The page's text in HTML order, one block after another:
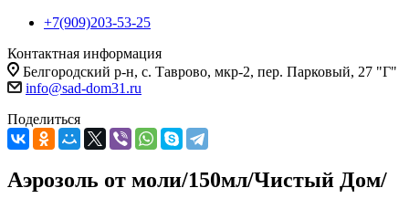
+7(909)203-53-25
Контактная информация
Белгородский р-н, с. Таврово, мкр-2, пер. Парковый, 27 "Г"
info@sad-dom31.ru
Поделиться
Аэрозоль от моли/150мл/Чистый Дом/